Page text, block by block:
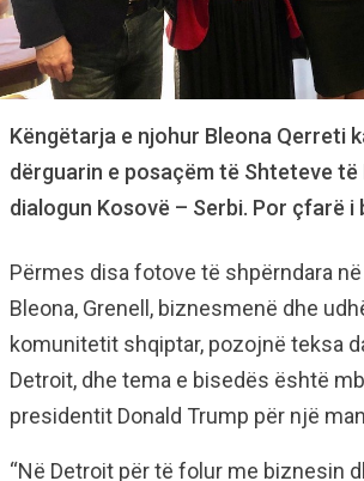
Këngëtarja e njohur Bleona Qerreti
dërguarin e posaçëm të Shteteve të
dialogun Kosovë – Serbi. Por çfarë i
Përmes disa fotove të shpërndara
Bleona, Grenell, biznesmenë dhe
komunitetit shqiptar, pozojnë teksa
Detroit, dhe tema e bisedës është
presidentit Donald Trump për një
“Në Detroit për të folur me biznesin